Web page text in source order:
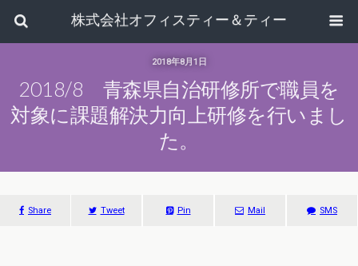
株式会社オフィスティー＆ティー
2018年8月1日
2018/8 青森県自治研修所で職員を
対象に課題解決力向上研修を行いまし
た。
Share Tweet Pin Mail SMS